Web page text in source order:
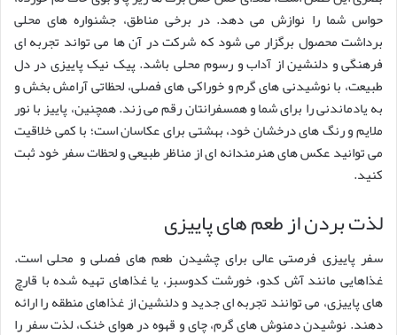
حواس شما را نوازش می دهد. در برخی مناطق، جشنواره های محلی
برداشت محصول برگزار می شود که شرکت در آن ها می تواند تجربه ای
فرهنگی و دلنشین از آداب و رسوم محلی باشد. پیک نیک پاییزی در دل
طبیعت، با نوشیدنی های گرم و خوراکی های فصلی، لحظاتی آرامش بخش و
به یادماندنی را برای شما و همسفرانتان رقم می زند. همچنین، پاییز با نور
ملایم و رنگ های درخشان خود، بهشتی برای عکاسان است؛ با کمی خلاقیت
می توانید عکس های هنرمندانه ای از مناظر طبیعی و لحظات سفر خود ثبت
کنید.
لذت بردن از طعم های پاییزی
سفر پاییزی فرصتی عالی برای چشیدن طعم های فصلی و محلی است.
غذاهایی مانند آش کدو، خورشت کدوسبز، یا غذاهای تهیه شده با قارچ
های پاییزی، می توانند تجربه ای جدید و دلنشین از غذاهای منطقه را ارائه
دهند. نوشیدن دمنوش های گرم، چای و قهوه در هوای خنک، لذت سفر را